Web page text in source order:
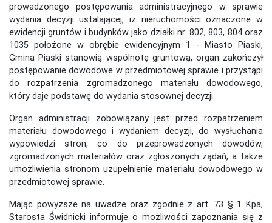
prowadzonego postępowania administracyjnego w sprawie
wydania decyzji ustalającej, iż nieruchomości oznaczone w
ewidencji gruntów i budynków jako działki nr: 802, 803, 804 oraz
1035 położone w obrębie ewidencyjnym 1 - Miasto Piaski,
Gmina Piaski stanowią wspólnotę gruntową, organ zakończył
postępowanie dowodowe w przedmiotowej sprawie i przystąpi
do rozpatrzenia zgromadzonego materiału dowodowego,
który daje podstawę do wydania stosownej decyzji.
Organ administracji zobowiązany jest przed rozpatrzeniem
materiału dowodowego i wydaniem decyzji, do wysłuchania
wypowiedzi stron, co do przeprowadzonych dowodów,
zgromadzonych materiałów oraz zgłoszonych żądań, a także
umożliwienia stronom uzupełnienie materiału dowodowego w
przedmiotowej sprawie.
Mając powyższe na uwadze oraz zgodnie z art. 73 § 1 Kpa,
Starosta Świdnicki informuje o możliwości zapoznania się z